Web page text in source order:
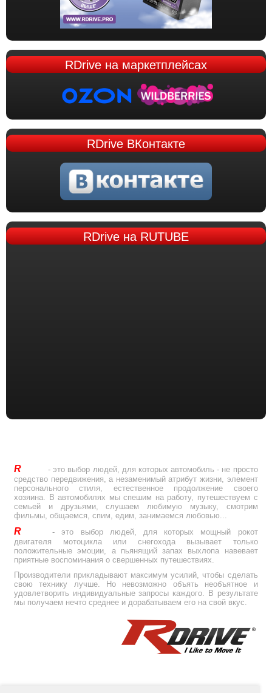
RDriveна маркетплейсах
RDriveВКонтакте
RDriveна RUTUBE
R
- это выбор людей, для которых автомобиль - не просто
средство передвижения, а незаменимый атрибут жизни, элемент
персонального стиля, естественное продолжение своего
хозяина. В автомобилях мы спешим на работу, путешествуем с
семьей и друзьями, слушаем любимую музыку, смотрим
фильмы, общаемся, спим, едим, занимаемся любовью...
R
- это выбор людей, для которых мощный рокот
двигателя мотоцикла или снегохода вызывает только
положительные эмоции, а пьянящий запах выхлопа навевает
приятные воспоминания о свершенных путешествиях.
Производители прикладывают максимум усилий, чтобы сделать
свою технику лучше. Но невозможно объять необъятное и
удовлетворить индивидуальные запросы каждого. В результате
мы получаем нечто среднее и дорабатываем его на свой вкус.